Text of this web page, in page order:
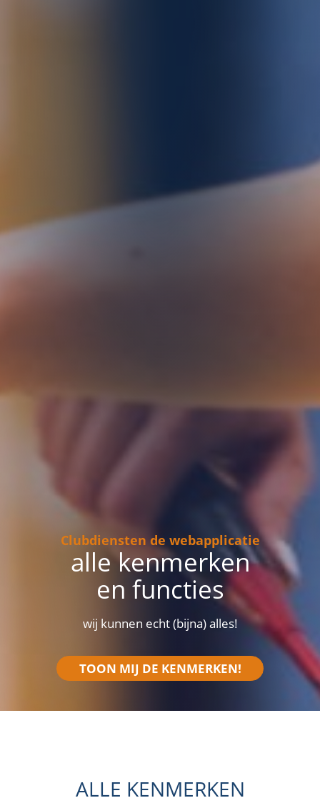
Clubdiensten de webapplicatie
alle kenmerken
en functies
wij kunnen echt (bijna) alles!
TOON MIJ DE KENMERKEN!
ALLE KENMERKEN